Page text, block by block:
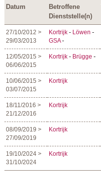
Datum
Betroffene
Dienststelle(n)
27/10/2012 >
29/03/2013
Kortrijk - Löwen -
GSA-
12/05/2015 >
06/06/2015
Kortrijk - Brügge -
10/06/2015 >
03/07/2015
Kortrijk
18/11/2016 >
21/12/2016
Kortrijk
08/09/2019 >
27/09/2019
Kortrijk
19/10/2024 >
31/10/2024
Kortrijk